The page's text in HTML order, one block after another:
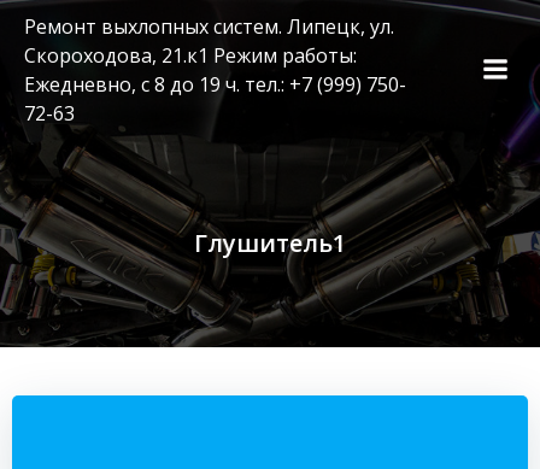
Перейти
к
содержимому
Ремонт выхлопных систем. Липецк, ул.
Скороходова, 21.к1 Режим работы:
Ежедневно, с 8 до 19 ч. тел.: +7 (999) 750-
72-63
Глушитель1